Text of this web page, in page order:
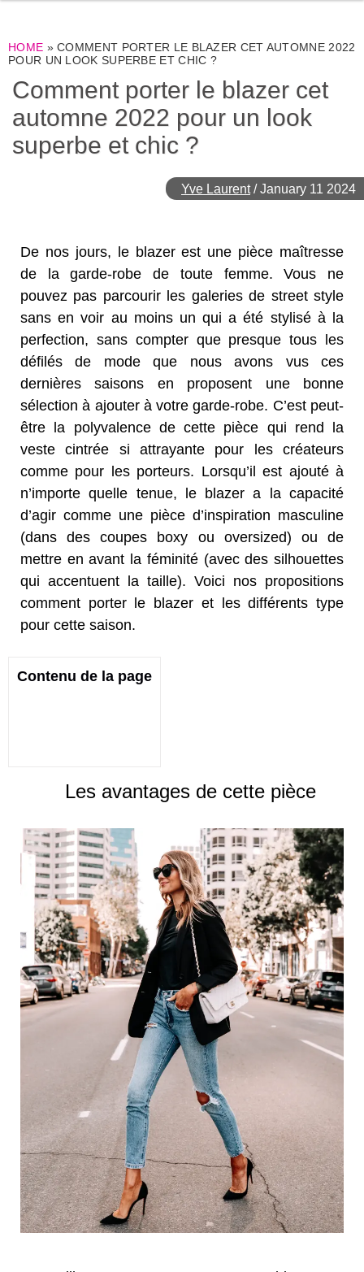
HOME »COMMENT PORTER LE BLAZER CET AUTOMNE 2022
POUR UN LOOK SUPERBE ET CHIC ?
Comment porter le blazer cet
automne 2022 pour un look
superbe et chic ?
Yve Laurent/January 11 2024
De nos jours, le blazer est une pièce maîtresse
de la garde-robe de toute femme. Vous ne
pouvez pas parcourir les galeries de street style
sans en voir au moins un qui a été stylisé à la
perfection, sans compter que presque tous les
défilés de mode que nous avons vus ces
dernières saisons en proposent une bonne
sélection à ajouter à votre garde-robe. C’est peut-
être la polyvalence de cette pièce qui rend la
veste cintrée si attrayante pour les créateurs
comme pour les porteurs. Lorsqu’il est ajouté à
n’importe quelle tenue, le blazer a la capacité
d’agir comme une pièce d’inspiration masculine
(dans des coupes boxy ou oversized) ou de
mettre en avant la féminité (avec des silhouettes
qui accentuent la taille). Voici nos propositions
comment porter le blazer et les différents type
pour cette saison.
Contenu de la page
Les avantages de cette pièce